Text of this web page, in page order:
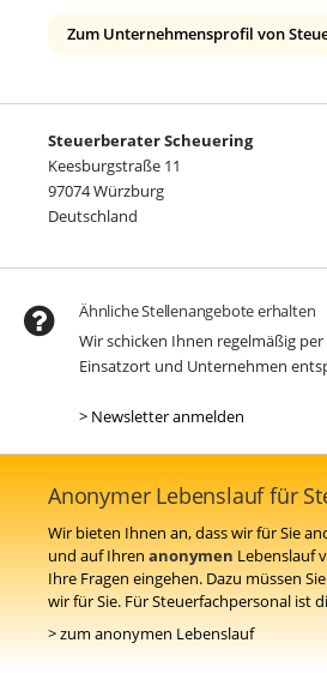
Zum Unternehmensprofil von
Steuerberater Scheuering
Keesburgstraße 11
97074 Würzburg
Deutschland
Ähnliche Stellenangebote erhalten
Wir schicken Ihnen regelmäßig
Einsatzort und Unternehmen
> Newsletter anmelden
Anonymer Lebenslauf für
Wir bieten Ihnen an, dass wir für Sie
und auf Ihren anonymen Lebenslauf
Ihre Fragen eingehen. Dazu müssen
wir für Sie. Für Steuerfachpersonal ist
> zum anonymen Lebenslauf